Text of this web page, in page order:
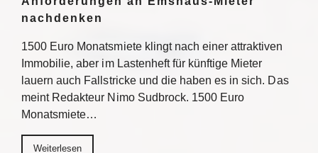
nachdenken
1500 Euro Monatsmiete klingt nach einer attraktiven
Immobilie, aber im Lastenheft für künftige Mieter
lauern auch Fallstricke und die haben es in sich. Das
meint Redakteur Nimo Sudbrock. 1500 Euro
Monatsmiete…
Weiterlesen